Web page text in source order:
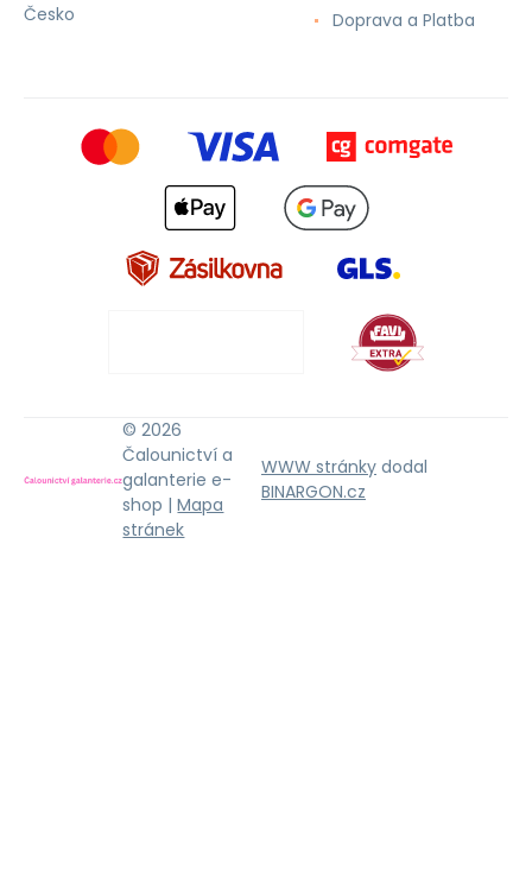
Česko
Doprava a Platba
© 2026
Čalounictví a
galanterie e-
shop |Mapa
stránek
WWW stránky dodal
BINARGON.cz